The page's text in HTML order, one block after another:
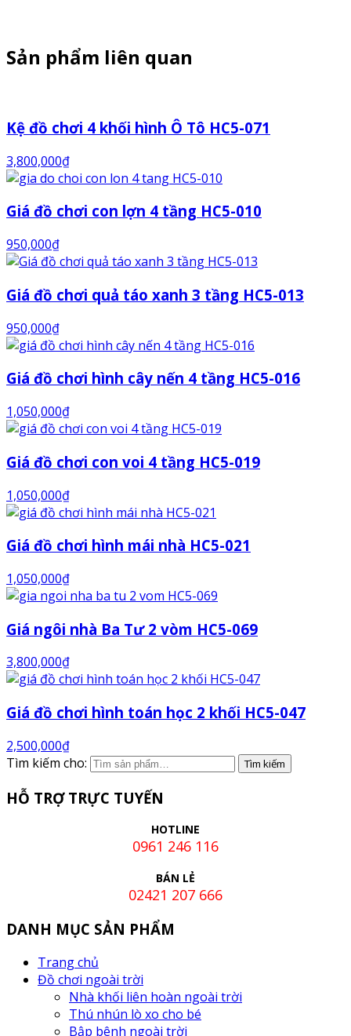
Sản phẩm liên quan
Kệ đồ chơi 4 khối hình Ô Tô HC5-071
3,800,000₫
Giá đồ chơi con lợn 4 tầng HC5-010
950,000₫
Giá đồ chơi quả táo xanh 3 tầng HC5-013
950,000₫
Giá đồ chơi hình cây nến 4 tầng HC5-016
1,050,000₫
Giá đồ chơi con voi 4 tầng HC5-019
1,050,000₫
Giá đồ chơi hình mái nhà HC5-021
1,050,000₫
Giá ngôi nhà Ba Tư 2 vòm HC5-069
3,800,000₫
Giá đồ chơi hình toán học 2 khối HC5-047
2,500,000₫
Tìm kiếm cho:
HỖ TRỢ TRỰC TUYẾN
HOTLINE
0961 246 116
BÁN LẺ
02421 207 666
DANH MỤC SẢN PHẨM
Trang chủ
Đồ chơi ngoài trời
Nhà khối liên hoàn ngoài trời
Thú nhún lò xo cho bé
Bập bênh ngoài trời